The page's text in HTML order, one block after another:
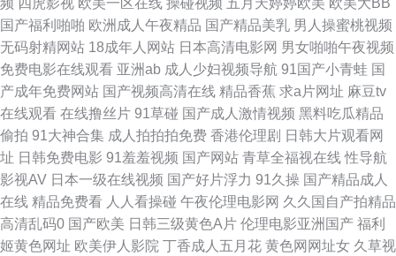
迷奸精品 超碰99青 丝袜玉足射 国产精品久草福利 影音先锋黑丝高跟 成人av
天堂 九九九国产精品 日屄欧美日屄 影音先锋福利资源 豆花视频导航 老司机
av影院 日韩三级中文 91精品丝袜国产 成人写真福利网 久久人人天天超碰 日
韩欧美骚精品 久久午夜国产精 91综合资源 九九这里是精品 日韩有码网站 91
国精产 成人国产精品 久久蜜芽影视 婷婷激情香啪啪 91少妇热舞被操 成人三
级网址 欧美亚洲色国产 综合色色2 浮力影院AV 老司机人人超碰 色综合色色
频 四虎影视 欧美一区在线 操碰视频 五月天婷婷欧美 欧美大BB
国产福利啪啪 欧洲成人午夜精品 国产精品美乳 男人操蜜桃视频
无码射精网站 18成年人网站 日本高清电影网 男女啪啪午夜视频
免费电影在线观看 亚洲ab 成人少妇视频导航 91国产小青蛙 国
产成年免费网站 国产视频高清在线 精品香蕉 求a片网址 麻豆tv
在线观看 在线撸丝片 91草碰 国产成人激情视频 黑料吃瓜精品
偷拍 91大神合集 成人拍拍拍免费 香港伦理剧 日韩大片观看网
址 日韩免费电影 91羞羞视频 国产网站 青草全福视在线 性导航
影视AV 日本一级在线视频 国产好片浮力 91久操 国产精品成人
在线 精品免费看 人人看操碰 午夜伦理电影网 久久国自产拍精品
高清乱码0 国产欧美 日韩三级黄色A片 伦理电影亚洲国产 福利
姬黄色网址 欧美伊人影院 丁香成人五月花 黄色网网址女 久草视